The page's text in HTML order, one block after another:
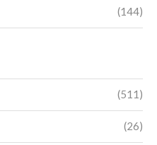
(144)
(511)
(26)